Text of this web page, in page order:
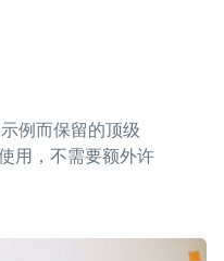
例而保留的顶级
用，不需要额外许